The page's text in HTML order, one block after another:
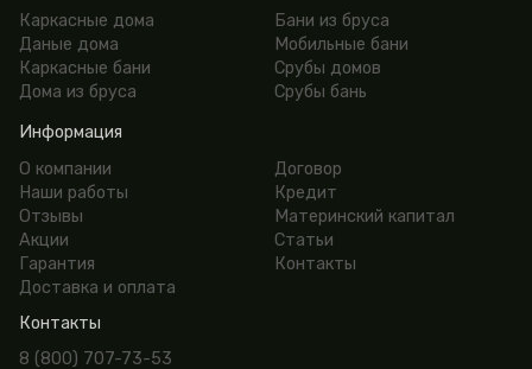
Каркасные дома
Даные дома
Каркасные бани
Дома из бруса
Бани из бруса
Мобильные бани
Срубы домов
Срубы бань
Информация
О компании
Наши работы
Отзывы
Акции
Гарантия
Доставка и оплата
Договор
Кредит
Материнский капитал
Статьи
Контакты
Контакты
8 (800) 707-73-53